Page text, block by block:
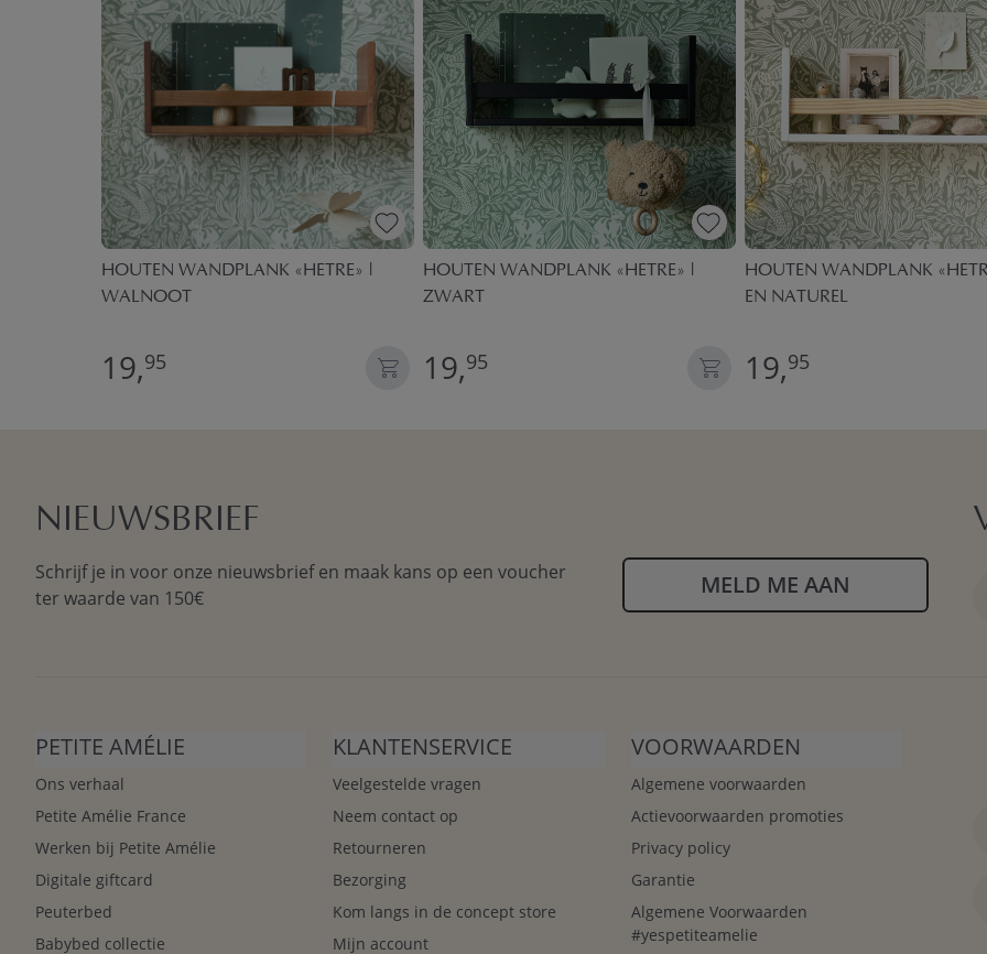
HOUTEN WANDPLANK «HETRE» |
WALNOOT
19,95
HOUTEN WANDPLANK «HETRE» |
ZWART
19,95
HOUTEN WANDPLANK
EN NATUREL
19,95
NIEUWSBRIEF
Schrijf je in voor onze nieuwsbrief en maak kans op een voucher
ter waarde van 150€
MELD ME AAN
PETITE AMÉLIE
Ons verhaal
Petite Amélie France
Werken bij Petite Amélie
Digitale giftcard
Peuterbed
Babybed collectie
KLANTENSERVICE
Veelgestelde vragen
Neem contact op
Retourneren
Bezorging
Kom langs in de concept store
Mijn account
VOORWAARDEN
Algemene voorwaarden
Actievoorwaarden promoties
Privacy policy
Garantie
Algemene Voorwaarden
#yespetiteamelie